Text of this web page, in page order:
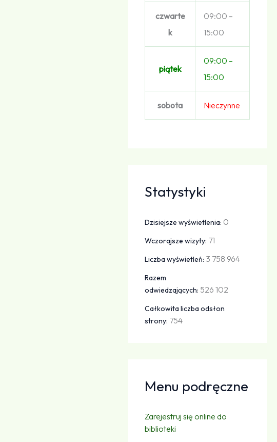
czwarte
k
09:00 –
15:00
piątek
09:00 –
15:00
sobota Nieczynne
Statystyki
Dzisiejsze wyświetlenia: 0
Wczorajsze wizyty: 71
Liczba wyświetleń: 3 758 964
Razem
odwiedzających: 526 102
Całkowita liczba odsłon
strony: 754
Menu podręczne
Zarejestruj się online do
biblioteki